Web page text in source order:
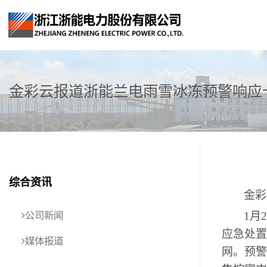
金彩云报道浙能兰电雨雪冰冻预警响
金
1月
应急处
网。预
综合资讯
公司新闻
媒体报道